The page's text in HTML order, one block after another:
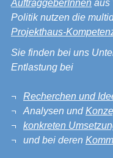
AuftraggeberInnen aus
Politik nutzen die
Projekthaus-
Sie finden bei uns
Entlastung bei
Recherchen und
Analysen und
konkreten
und bei deren